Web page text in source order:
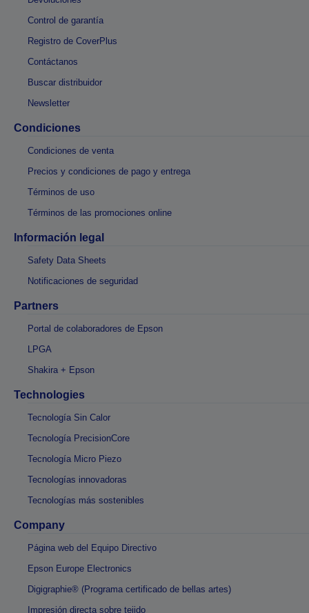
Control de garantía
Registro de CoverPlus
Contáctanos
Buscar distribuidor
Newsletter
Condiciones
Condiciones de venta
Precios y condiciones de pago y entrega
Términos de uso
Términos de las promociones online
Información legal
Safety Data Sheets
Notificaciones de seguridad
Partners
Portal de colaboradores de Epson
LPGA
Shakira + Epson
Technologies
Tecnología Sin Calor
Tecnología PrecisionCore
Tecnología Micro Piezo
Tecnologías innovadoras
Tecnologías más sostenibles
Company
Página web del Equipo Directivo
Epson Europe Electronics
Digigraphie® (Programa certificado de bellas artes)
Impresión directa sobre tejido